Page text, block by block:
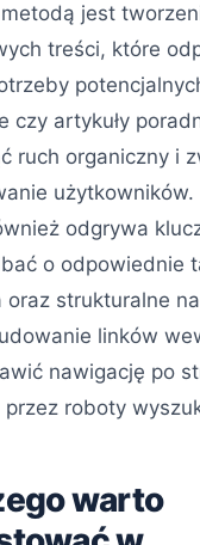
jest
treści, które
czy artykuły
ruch organiczny i
użytkowników.
odgrywa
o odpowiednie
oraz strukturalne
linków
nawigację po
przez roboty
warto